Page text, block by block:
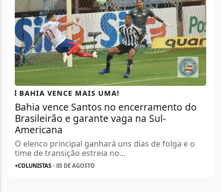
BAHIA VENCE MAIS UMA!
Bahia vence Santos no encerramento do
Brasileirão e garante vaga na Sul-
Americana
O elenco principal ganhará uns dias de folga e o
time de transição estreia no...
+COLUNISTAS - 05 DE AGOSTO